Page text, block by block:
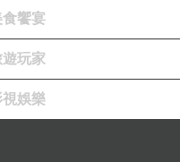
食饗宴
玩家
視娛樂